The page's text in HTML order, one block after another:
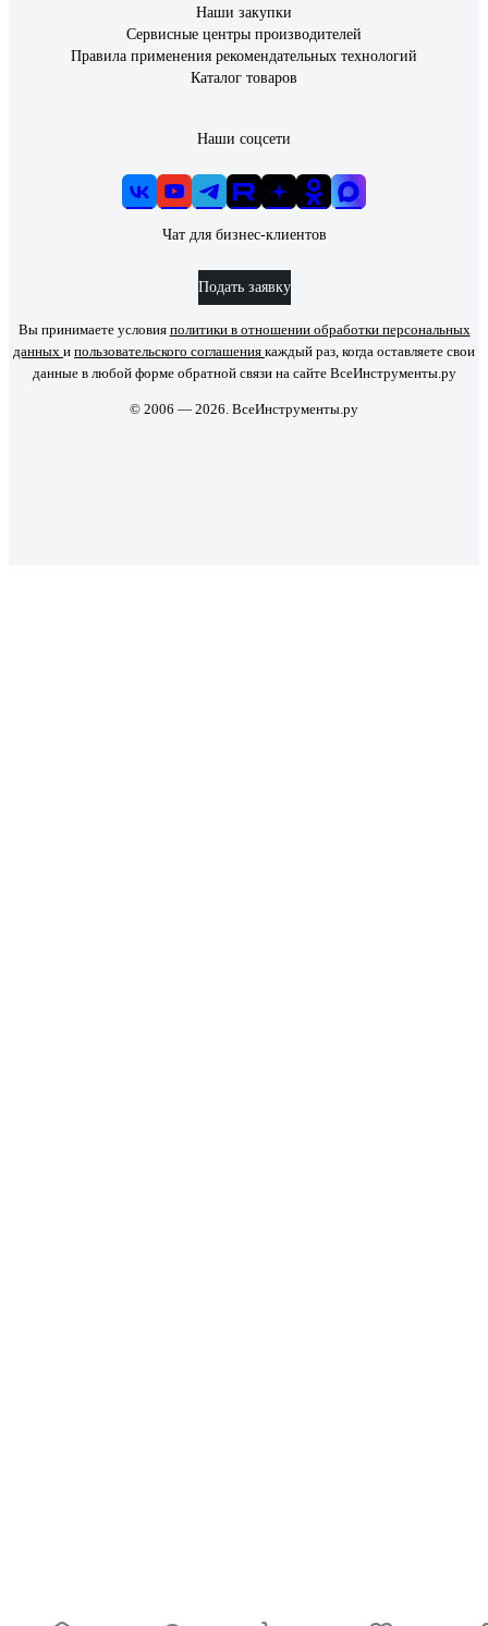
Наши закупки
Сервисные центры производителей
Правила применения рекомендательных технологий
Каталог товаров
Наши соцсети
Чат для бизнес-клиентов
Подать заявку
Вы принимаете условия политики в отношении обработки персональных
данных и пользовательского соглашения каждый раз, когда оставляете свои
данные в любой форме обратной связи на сайте ВсеИнструменты.ру
© 2006 — 2026. ВсеИнструменты.ру